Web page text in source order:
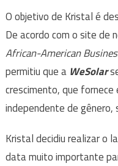
O objetivo de Kristal é
De acordo com o site de
African-American
permitiu que a WeSolar
crescimento, que
independente de gênero,
Kristal decidiu realizar o
data muito importante